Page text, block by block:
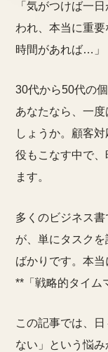
「気がつけば一
われ、本当に重
時間があれば…」
30代から50代の
あなたなら、一
しょうか。顧客
役もこなす中で
ます。
多くのビジネス
が、単にタスク
ばかりです。本
**「戦略的タイム
この記事では、
ない」という悩